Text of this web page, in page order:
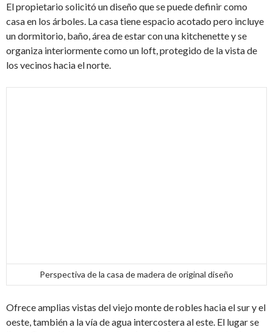
El propietario solicitó un diseño que se puede definir como
casa en los árboles. La casa tiene espacio acotado pero incluye
un dormitorio, baño, área de estar con una kitchenette y se
organiza interiormente como un loft, protegido de la vista de
los vecinos hacia el norte.
Perspectiva de la casa de madera de original diseño
Ofrece amplias vistas del viejo monte de robles hacia el sur y el
oeste, también a la vía de agua intercostera al este. El lugar se